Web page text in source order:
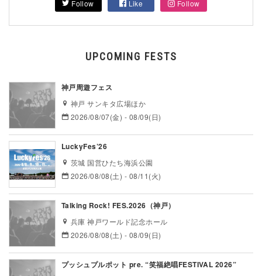
Follow Like Follow
UPCOMING FESTS
神戸周遊フェス
神戸 サンキタ広場ほか
2026/08/07(金) - 08/09(日)
LuckyFes’26
茨城 国営ひたち海浜公園
2026/08/08(土) - 08/11(火)
Talking Rock! FES.2026（神戸）
兵庫 神戸ワールド記念ホール
2026/08/08(土) - 08/09(日)
プッシュプルポット pre. “笑福絶唱FESTIVAL 2026”